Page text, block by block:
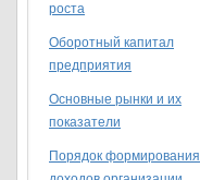
роста
Оборотный капитал
предприятия
Основные рынки и их
показатели
Порядок формирования